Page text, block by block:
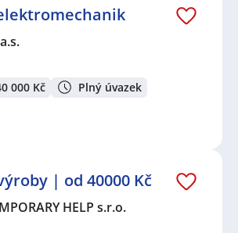
000 Kč Plný úvazek
| od 40000 Kč
HELP s.r.o.